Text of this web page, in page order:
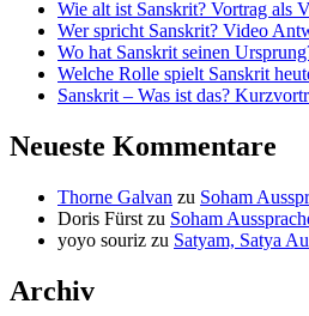
Wie alt ist Sanskrit? Vortrag als
Wer spricht Sanskrit? Video
Wo hat Sanskrit seinen
Welche Rolle spielt Sanskrit
Sanskrit – Was ist das?
Neueste Kommentare
Thorne Galvan zu Soham
Doris Fürst zu Soham
yoyo souriz zu Satyam, Satya
Archiv